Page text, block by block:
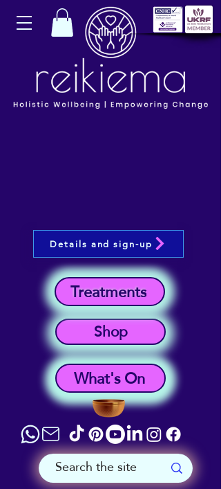
What's On
Shop
Treatments
Details and sign-up